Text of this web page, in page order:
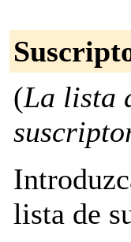
(La lista
lista de